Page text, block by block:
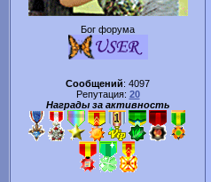
Бог форума
Сообщений: 4097
Репутация: 20
Награды за активность